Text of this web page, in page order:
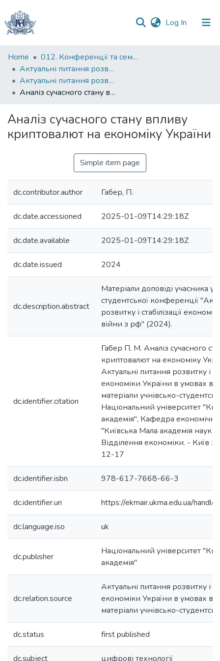
Log In (current)
Communities
&
Collections
All of DSpace
Statistics
Home
012. Конференції та семінари НаУКМА
Актуальні питання розвитку і стабілізації економіки України в умовах війни з рф
Актуальні питання розвитку і стабілізації економіки України в умовах війни з рф (2024)
Аналіз сучасного стану впливу криптовалют на економіку України
Аналіз сучасного стану впливу
криптовалют на економіку України
Simple item page
dc.contributor.author Габер, П.
dc.date.accessioned 2025-01-09T14:29:18Z
dc.date.available 2025-01-09T14:29:18Z
dc.date.issued 2024
dc.description.abstract
Матеріали доповіді учасника
студентської конференції
розвитку і стабілізації
війни з рф" (2024).
dc.identifier.citation
Габер П. М. Аналіз сучасного
криптовалют на економіку
Актуальні питання розвитку і
економіки України в умовах
матеріали учнівсько-
Національний університет
академія", Кафедра
"Київська Мала академія наук
Відділення економіки. - Київ
12-17
dc.identifier.isbn 978-617-7668-66-3
dc.identifier.uri https://ekmair.ukma.edu.ua/
dc.language.iso uk
dc.publisher
Національний університет
академія"
dc.relation.source
Актуальні питання розвитку і
економіки України в умовах
матеріали учнівсько-
dc.status first published
dc.subject цифрові технології